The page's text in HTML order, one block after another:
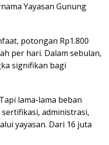
Yayasan Gunung
potongan Rp1.800
per hari. Dalam sebulan,
signifikan bagi
lama-lama beban
administrasi,
yayasan. Dari 16 juta